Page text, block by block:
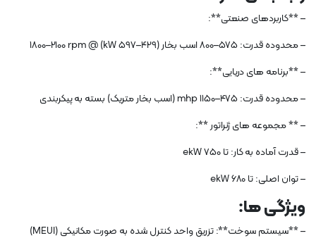
– **کاربردهای صنعتی**:
– محدوده قدرت: 575–800 اسب بخار (429–597 kW) @ 1800–2100 rpm
– **برنامه های دریایی**:
– محدوده قدرت: 475–1150 mhp (اسب بخار متریک) بسته به پیکربندی
– ** مجموعه های ژنراتور **:
– قدرت آماده به کار: تا 750 ekW
– توان اصلی: تا 680 ekW
ویژگی ها:
– **سیستم سوخت**: تزریق واحد کنترل شده به صورت مکانیکی (MEUI)